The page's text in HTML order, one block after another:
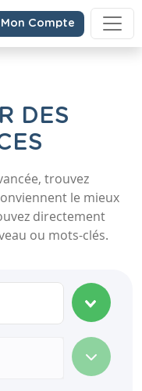
Compte
DES
trouvez
le mieux
directement
ou mots-clés.